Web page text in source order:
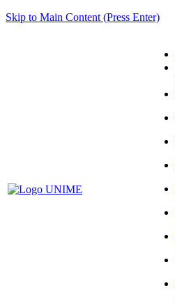
Skip to Main Content (Press Enter)